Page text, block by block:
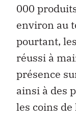
000
environ au
pourtant,
réussi à
présence
ainsi à des
les coins de